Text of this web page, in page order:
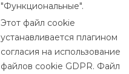
"Функциональные".
Этот файл cookie
устанавливается плагином
согласия на использование
файлов cookie GDPR. Файл